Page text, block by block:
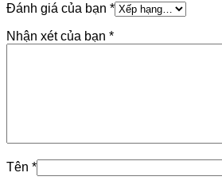
Đánh giá của bạn *
Nhận xét của bạn *
Tên *